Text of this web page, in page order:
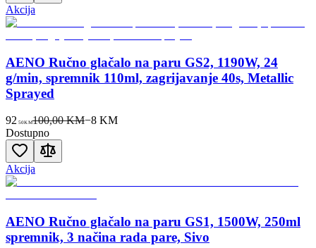
Akcija
AENO Ručno glačalo na paru GS2, 1190W, 24
g/min, spremnik 110ml, zagrijavanje 40s, Metallic
Sprayed
92 50KM100,00 KM−8KM
Dostupno
Akcija
AENO Ručno glačalo na paru GS1, 1500W, 250ml
spremnik, 3 načina rada pare, Sivo